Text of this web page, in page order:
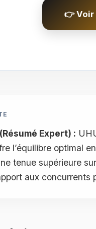
👉
Expert) :
l’équilibre optimal
tenue supérieure
aux concurrents